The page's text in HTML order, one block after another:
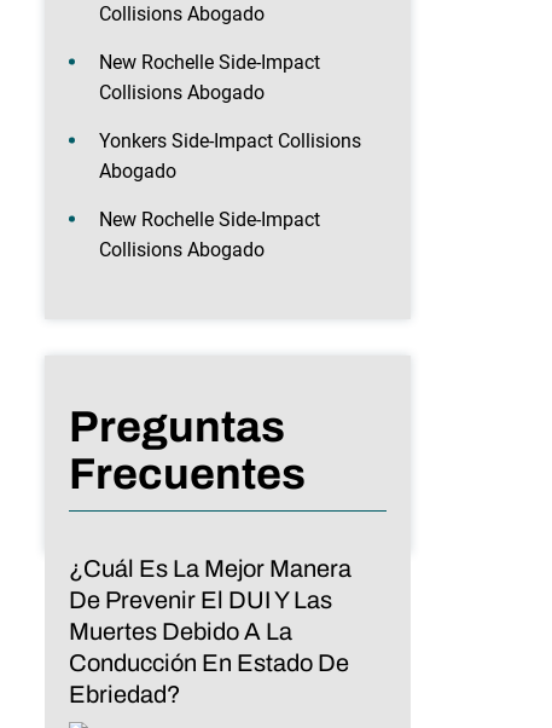
Collisions Abogado
New Rochelle Side-Impact
Collisions Abogado
Yonkers Side-Impact Collisions
Abogado
New Rochelle Side-Impact
Collisions Abogado
Preguntas
Frecuentes
¿Cuál Es La Mejor Manera
De Prevenir El DUI Y Las
Muertes Debido A La
Conducción En Estado De
Ebriedad?